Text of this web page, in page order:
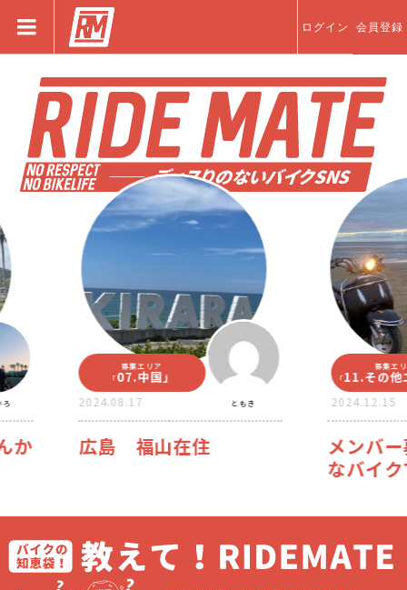
ログイン 会員登録
募集エリア
「
07.中国」
2024.08.17
広島 福山在住
募集エリア
11.その他エリア
2024.12.15
メンバー募
なバイクで